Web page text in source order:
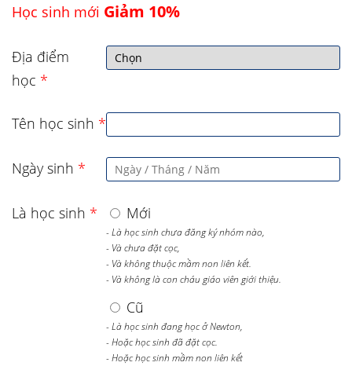
Học sinh mới Giảm 10%
Địa điểm
học *
Tên học sinh *
Ngày sinh *
Là học sinh * Mới
- Là học sinh chưa đăng ký nhóm nào,
- Và chưa đặt cọc,
- Và không thuộc mầm non liên kết.
- Và không là con cháu giáo viên giới thiệu.
Cũ
- Là học sinh đang học ở Newton,
- Hoặc học sinh đã đặt cọc.
- Hoặc học sinh mầm non liên kết